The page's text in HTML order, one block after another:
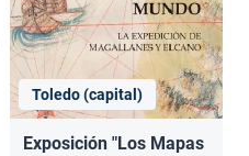
Toledo (capital)
Exposición "Los Mapas